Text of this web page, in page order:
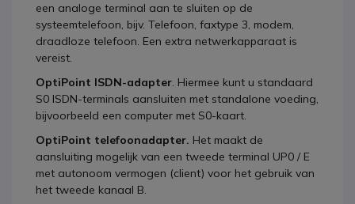
een analoge terminal aan te sluiten op de
systeemtelefoon, bijv. Telefoon, faxtype 3, modem,
draadloze telefoon. Een extra netwerkapparaat is
vereist.
OptiPoint ISDN-adapter. Hiermee kunt u standaard
S0 ISDN-terminals aansluiten met standalone voeding,
bijvoorbeeld een computer met S0-kaart.
OptiPoint telefoonadapter. Het maakt de
aansluiting mogelijk van een tweede terminal UP0 / E
met autonoom vermogen (client) voor het gebruik van
het tweede kanaal B.